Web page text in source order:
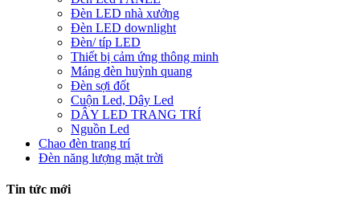
Đèn LED nhà xưởng
Đèn LED downlight
Đèn/ típ LED
Thiết bị cảm ứng thông minh
Máng đèn huỳnh quang
Đèn sợi đốt
Cuộn Led, Dây Led
DÂY LED TRANG TRÍ
Nguồn Led
Chao đèn trang trí
Đèn năng lượng mặt trời
Tin tức mới